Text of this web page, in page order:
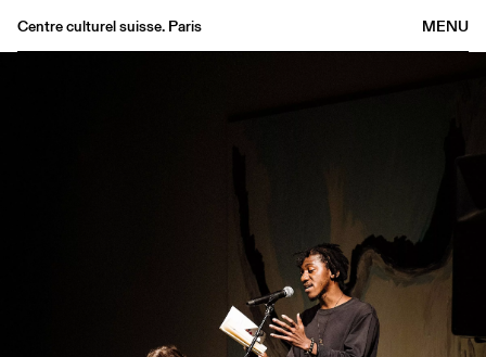
MENU
Centre culturel suisse. Paris